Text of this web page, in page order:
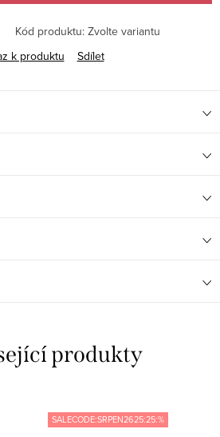
Kód produktu: Zvolte variantu
k produktu
Sdílet
produkty
SALECODE:SRPEN2625:25:%